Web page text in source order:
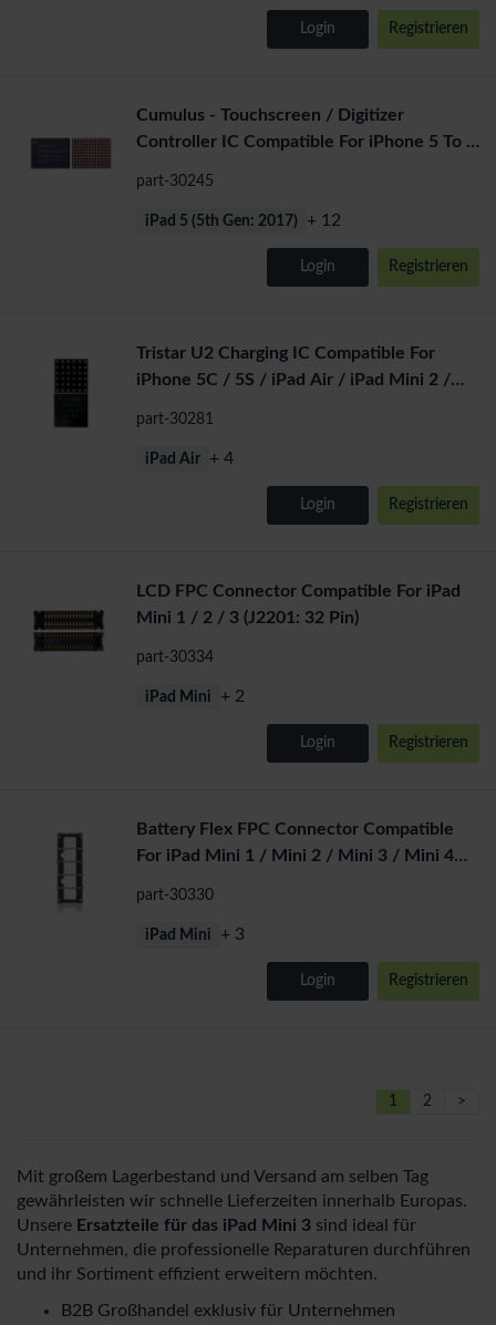
Login Registrieren
Cumulus - Touchscreen / Digitizer
Controller IC Compatible For iPhone 5 To 6
part-30245
iPad 5 (5th Gen: 2017) + 12
Login Registrieren
Tristar U2 Charging IC Compatible For
iPhone 5C / 5S / iPad Air / iPad Mini 2 /
part-30281
iPad Air + 4
Login Registrieren
LCD FPC Connector Compatible For iPad
Mini 1 / 2 / 3 (J2201: 32 Pin)
part-30334
iPad Mini + 2
Login Registrieren
Battery Flex FPC Connector Compatible
For iPad Mini 1 / Mini 2 / Mini 3 / Mini 4
part-30330
iPad Mini + 3
Login Registrieren
1 2 >
Mit großem Lagerbestand und Versand am selben Tag
gewährleisten wir schnelle Lieferzeiten innerhalb Europas.
Unsere Ersatzteile für das iPad Mini 3 sind ideal für
Unternehmen, die professionelle Reparaturen durchführen
und ihr Sortiment effizient erweitern möchten.
B2B Großhandel exklusiv für Unternehmen